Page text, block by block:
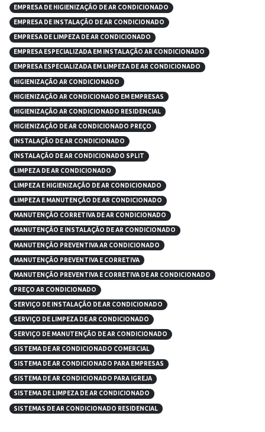
EMPRESA DE HIGIENIZAÇÃO DE AR CONDICIONADO
EMPRESA DE INSTALAÇÃO DE AR CONDICIONADO
EMPRESA DE LIMPEZA DE AR CONDICIONADO
EMPRESA ESPECIALIZADA EM INSTALAÇÃO AR CONDICIONADO
EMPRESA ESPECIALIZADA EM LIMPEZA DE AR CONDICIONADO
HIGIENIZAÇÃO AR CONDICIONADO
HIGIENIZAÇÃO AR CONDICIONADO EM EMPRESAS
HIGIENIZAÇÃO AR CONDICIONADO RESIDENCIAL
HIGIENIZAÇÃO DE AR CONDICIONADO PREÇO
INSTALAÇÃO DE AR CONDICIONADO
INSTALAÇÃO DE AR CONDICIONADO SPLIT
LIMPEZA DE AR CONDICIONADO
LIMPEZA E HIGIENIZAÇÃO DE AR CONDICIONADO
LIMPEZA E MANUTENÇÃO DE AR CONDICIONADO
MANUTENÇÃO CORRETIVA DE AR CONDICIONADO
MANUTENÇÃO E INSTALAÇÃO DE AR CONDICIONADO
MANUTENÇÃO PREVENTIVA AR CONDICIONADO
MANUTENÇÃO PREVENTIVA E CORRETIVA
MANUTENÇÃO PREVENTIVA E CORRETIVA DE AR CONDICIONADO
PREÇO AR CONDICIONADO
SERVIÇO DE INSTALAÇÃO DE AR CONDICIONADO
SERVIÇO DE LIMPEZA DE AR CONDICIONADO
SERVIÇO DE MANUTENÇÃO DE AR CONDICIONADO
SISTEMA DE AR CONDICIONADO COMERCIAL
SISTEMA DE AR CONDICIONADO PARA EMPRESAS
SISTEMA DE AR CONDICIONADO PARA IGREJA
SISTEMA DE LIMPEZA DE AR CONDICIONADO
SISTEMAS DE AR CONDICIONADO RESIDENCIAL